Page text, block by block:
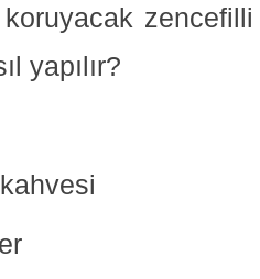
koruyacak
yapılır?